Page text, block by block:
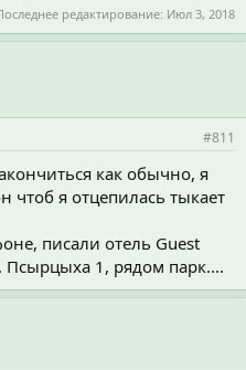
редактирование: Июл 3, 2018
#811
как обычно, я
чтоб я отцепилась тыкает
писали отель Guest
Псырцыха 1, рядом парк....